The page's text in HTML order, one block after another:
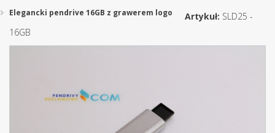
Elegancki pendrive 16GB z grawerem logo
Artykuł: SLD25 -
16GB